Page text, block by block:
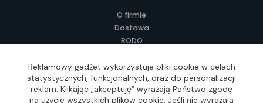
O firmie
Dostawa
RODO
Regulamin
Lokalne Gadżety Reklamowe
Jak zamawiać?
Reklamowy gadżet wykorzystuje pliki cookie w celach
statystycznych, funkcjonalnych, oraz do personalizacji
reklam. Klikając „akceptuję” wyrażają Państwo zgodę
na użycie wszystkich plików cookie. Jeśli nie wyrażają